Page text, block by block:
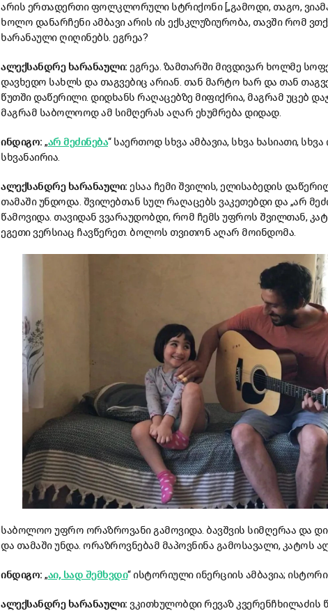
არის ერთადერთი ფოლკლორული სტრიქონი [„გამოდი, თაგო,
ხოლო დანარჩენი ამბავი არის ის ექსკლუზიურობა, თავში რომ
ხარანაული ღიღინებს. ეგრეა?
ალექსანდრე ხარანაული: ეგრეა. ზამთარში მივდივარ ხოლმე
დავხედო სახლს და თაგვებიც არიან. თან მარტო ხარ და თან
წუთში დაწერილი. დიდხანს რაღაცებზე მიფიქრია, მაგრამ უცებ
მაგრამ საბოლოოდ ამ სიმღერას აღარ ეხუმრება დიდად.
ინდიგო: „არ მეძინება“ საერთოდ სხვა ამბავია, სხვა ხასიათი,
სხვანაირია.
ალექსანდრე ხარანაული: ესაა ჩემი შვილის, ელისაბედის
თამაში უნდოდა. შვილებთან სულ რაღაცებს ვაკეთებდი და „არ
წამოვიდა. თავიდან ვვარაუდობდი, რომ ჩემს უფროს შვილთან,
ეგეთი ვერსიაც ჩავწერეთ. ბოლოს თვითონ აღარ მოინდომა.
საბოლოო უფრო ორაზროვანი გამოვიდა. ბავშვის სიმღერაა და
და თამაში უნდა. ორაზროვნებამ მაპოვნინა გამოსავალი, კატოს
ინდიგო: „აი, სად შემხვდი“ ისტორიული ინერციის ამბავია;
ალექსანდრე ხარანაული: ვკითხულობდი რევაზ კვერენჩხილაძის